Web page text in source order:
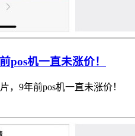
pos机一直未涨价！
，9年前pos机一直未涨价！